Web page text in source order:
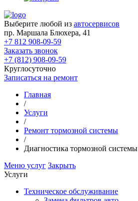
Выберите любой из автосервисов
пр. Маршала Блюхера, 41
+7 812 908-09-59
Заказать звонок
+7 (812) 908-09-59
Круглосуточно
Записаться на ремонт
Главная
/
Услуги
/
Ремонт тормозной системы
/
Диагностика тормозной системы
Меню услуг Закрыть
Услуги
Техническое обслуживание